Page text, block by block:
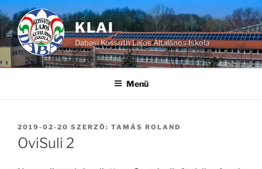
Tartalomhoz
KLAI
Dabasi Kossuth Lajos Általános Iskola
Menü
BEKÜLDVE:
2019-02-20 SZERZŐ: TAMÁS ROLAND
OviSuli 2